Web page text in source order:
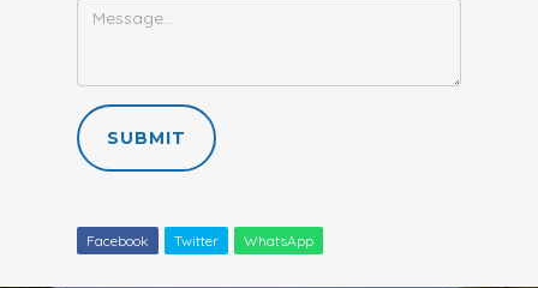
SUBMIT
Facebook Twitter WhatsApp